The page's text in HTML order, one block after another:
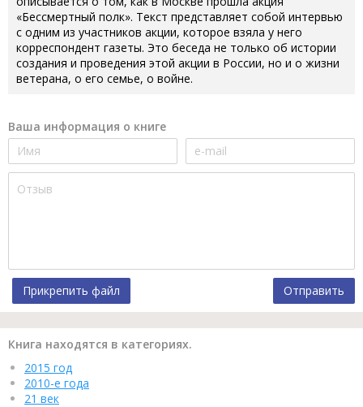
«Бессмертный полк». Текст представляет собой интервью
с одним из участников акции, которое взяла у него
корреспондент газеты. Это беседа не только об истории
создания и проведения этой акции в России, но и о жизни
ветерана, о его семье, о войне.
Ваша информация о книге
Прикрепить файл Отправить
Книга находятся в категориях.
2015 год
2010-е года
21 век